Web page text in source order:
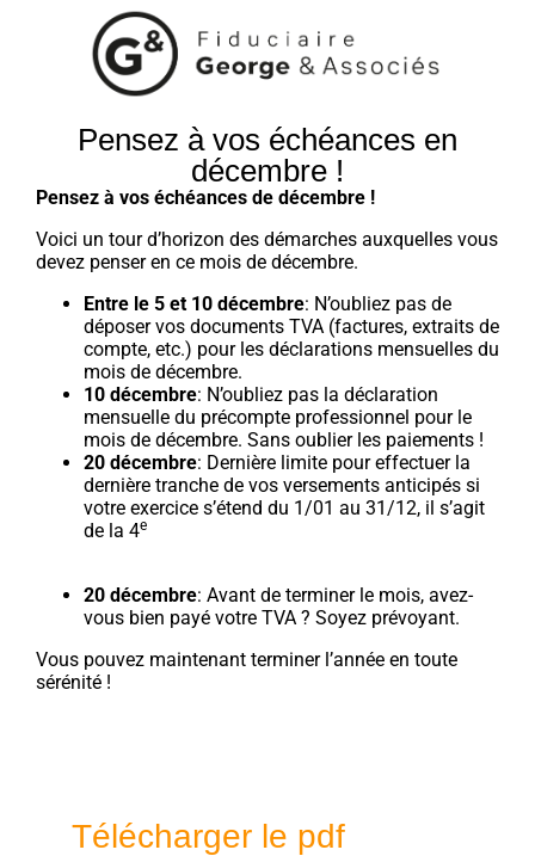
Pensez à vos échéances en
décembre !
Pensez à vos échéances de décembre !
Voici un tour d’horizon des démarches auxquelles vous
devez penser en ce mois de décembre.
Entre le 5 et 10 décembre: N’oubliez pas de
déposer vos documents TVA (factures, extraits de
compte, etc.) pour les déclarations mensuelles du
mois de décembre.
10 décembre: N’oubliez pas la déclaration
mensuelle du précompte professionnel pour le
mois de décembre. Sans oublier les paiements !
20 décembre: Dernière limite pour effectuer la
dernière tranche de vos versements anticipés si
votre exercice s’étend du 1/01 au 31/12, il s’agit
de la 4e
20 décembre: Avant de terminer le mois, avez-
vous bien payé votre TVA ? Soyez prévoyant.
Vous pouvez maintenant terminer l’année en toute
sérénité !
Télécharger le pdf